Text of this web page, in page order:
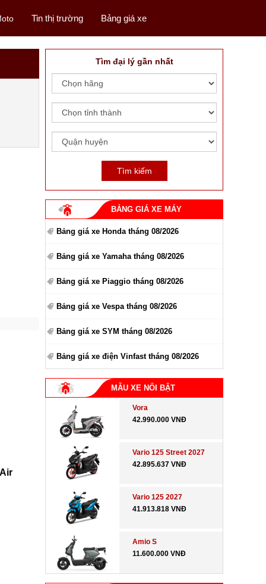
Tin thị trường Bảng giá xe
Tìm đại lý gần nhất
BẢNG GIÁ XE MÁY
Bảng giá xe Honda tháng 08/2026
Bảng giá xe Yamaha tháng 08/2026
Bảng giá xe Piaggio tháng 08/2026
Bảng giá xe Vespa tháng 08/2026
Bảng giá xe SYM tháng 08/2026
Bảng giá xe điện Vinfast tháng 08/2026
MẪU XE NỔI BẬT
Vora
42.990.000 VNĐ
Vario 125 Street 2027
42.895.637 VNĐ
Vario 125 2027
41.913.818 VNĐ
Amio S
11.600.000 VNĐ